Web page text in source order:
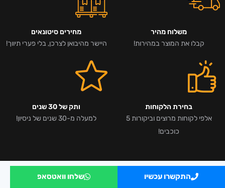
משלוח מהיר
קבלו את המוצר במהירות!
מחירים סיטונאים
היישר מהיבואן לצרכן, בלי פערי תיווך!
בחירת הלקוחות
אלפי לקוחות מרוצים וביקורות 5
כוכבים!
ותק של 30 שנים
למעלה מ-30 שנים של ניסיון!
התקשרו עכשיו שלחו וואטסאפ